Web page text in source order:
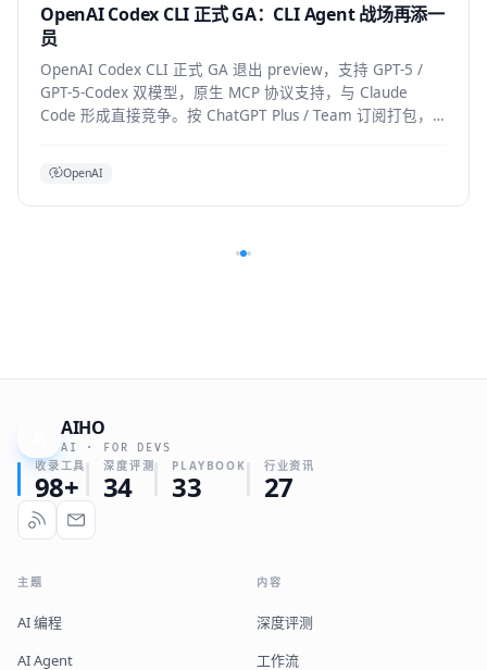
OpenAI Codex CLI 正式 GA：CLI Agent 战场再添一
员
OpenAI Codex CLI 正式 GA 退出 preview，支持 GPT-5 /
GPT-5-Codex 双模型，原生 MCP 协议支持，与 Claude
Code 形成直接竞争。按 ChatGPT Plus / Team 订阅打包，
OpenAI
AIHO
AI · FOR DEVS
收录工具
98+
深度评测
34
PLAYBOOK
33
行业资讯
27
主题
AI 编程
AI Agent
内容
深度评测
工作流